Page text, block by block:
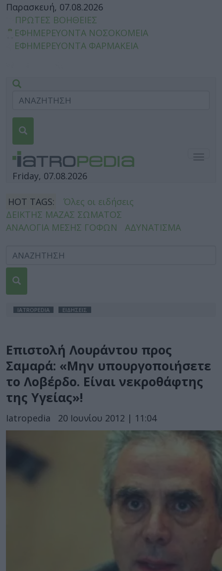
Παρασκευή, 07.08.2026
ΠΡΩΤΕΣ ΒΟΗΘΕΙΕΣ
ΕΦΗΜΕΡΕΥΟΝΤΑ ΝΟΣΟΚΟΜΕΙΑ
ΕΦΗΜΕΡΕΥΟΝΤΑ ΦΑΡΜΑΚΕΙΑ
Friday, 07.08.2026
HOT TAGS:
Όλες οι ειδήσεις
ΔΕΙΚΤΗΣ ΜΑΖΑΣ ΣΩΜΑΤΟΣ
ΑΝΑΛΟΓΙΑ ΜΕΣΗΣ ΓΟΦΩΝ
ΑΔΥΝΑΤΙΣΜΑ
IATROPEDIA ΕΙΔΗΣΕΙΣ
Επιστολή Λουράντου προς
Σαμαρά: «Μην υπουργοποιήσετε
το Λοβέρδο. Είναι νεκροθάφτης
της Υγείας»!
Iatropedia 20 Ιουνίου 2012 | 11:04